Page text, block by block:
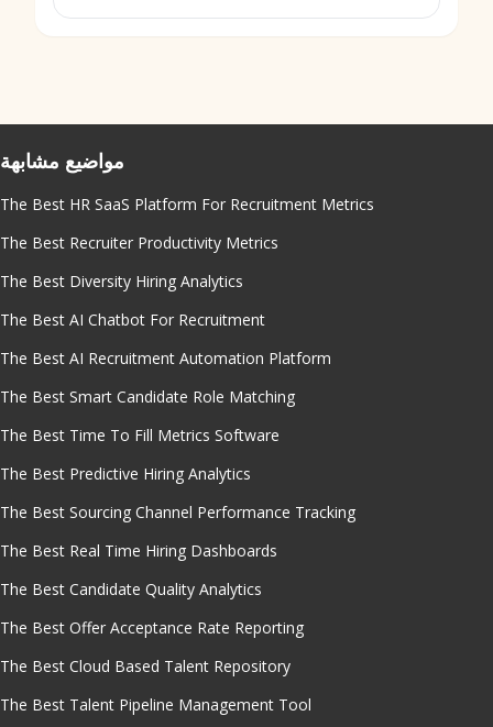
مواضيع مشابهة
The Best HR SaaS Platform For Recruitment Metrics
The Best Recruiter Productivity Metrics
The Best Diversity Hiring Analytics
The Best AI Chatbot For Recruitment
The Best AI Recruitment Automation Platform
The Best Smart Candidate Role Matching
The Best Time To Fill Metrics Software
The Best Predictive Hiring Analytics
The Best Sourcing Channel Performance Tracking
The Best Real Time Hiring Dashboards
The Best Candidate Quality Analytics
The Best Offer Acceptance Rate Reporting
The Best Cloud Based Talent Repository
The Best Talent Pipeline Management Tool